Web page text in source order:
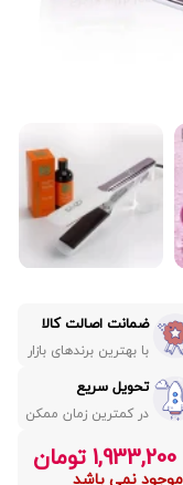
ضمانت اصالت کالا
با بهترین برندهای بازار
تحویل سریع
در کمترین زمان ممکن
1,933,200 تومان
موجود نمی باشد